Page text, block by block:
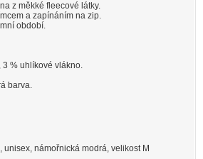
z měkké fleecové látky.
a zapínáním na zip.
období.
3 % uhlíkové vlákno.
barva.
unisex, námořnická modrá, velikost M